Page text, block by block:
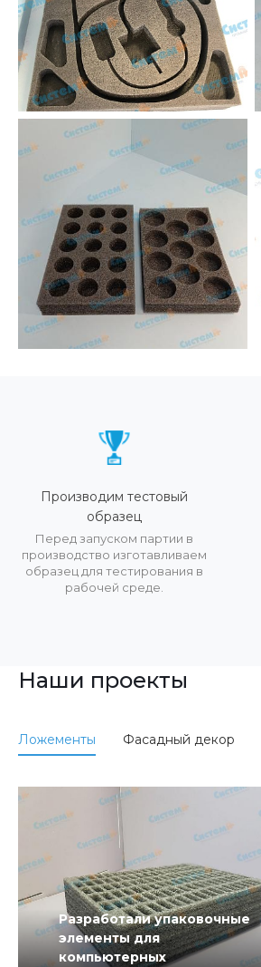
Производим тестовый
образец
Перед запуском партии в
производство изготавливаем
образец для тестирования в
рабочей среде.
Наши проекты
Ложементы Фасадный декор
Разработали упаковочные
элементы для
компьютерных